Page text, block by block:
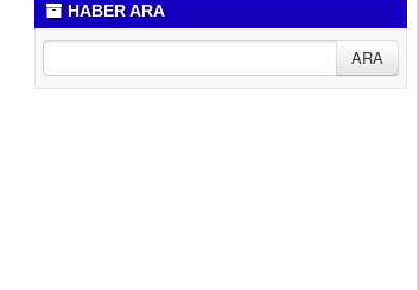
HABER ARA